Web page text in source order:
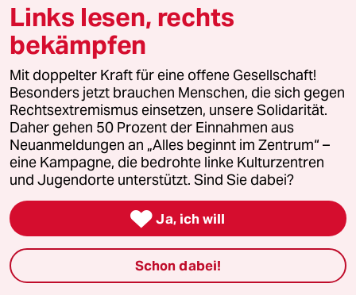
SA Stefan Amerein
16.05.2023,09:18 Uhr
Wenn man sich das Urteil ansieht waren wohl
beide kein Kind von Traurigkeit. Amber Heard
jetzt als alleiniges Opfer zu stilisieren greift da
doch etwas kurz....ich kenne sonst niemanden
der ein Häufchen ins Ehebett macht
P Physeter
25.05.2023 09:21 Uhr
@Stefan Amerein:
Links lesen, rechts
bekämpfen
Mit doppelter Kraft für eine offene Gesellschaft!
Besonders jetzt brauchen Menschen, die sich gegen
Rechtsextremismus einsetzen, unsere Solidarität.
Daher gehen 50 Prozent der Einnahmen aus
Neuanmeldungen an „Alles beginnt im Zentrum“ –
eine Kampagne, die bedrohte linke Kulturzentren
und Jugendorte unterstützt. Sind Sie dabei?
 Ja, ich will
Schon dabei!